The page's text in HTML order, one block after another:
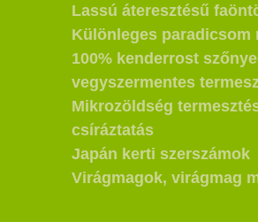
Lassú áteresztésű
Különleges paradicsom
100% kenderrost
vegyszermentes
Mikrozöldség
csíráztatás
Japán kerti szerszámok
Virágmagok, virágmag